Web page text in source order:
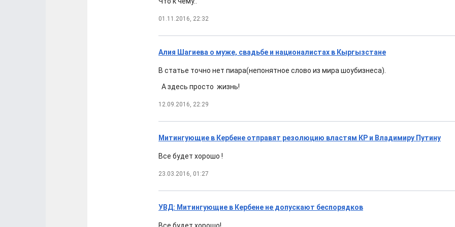
01.11.2016, 22:32
Алия Шагиева о муже, свадьбе и националистах в Кыргызстане
В статье точно нет пиара(непонятное слово из мира шоубизнеса).
А здесь просто жизнь!
12.09.2016, 22:29
Митингующие в Кербене отправят резолюцию властям КР и Владимиру Путину
Все будет хорошо !
23.03.2016, 01:27
УВД: Митингующие в Кербене не допускают беспорядков